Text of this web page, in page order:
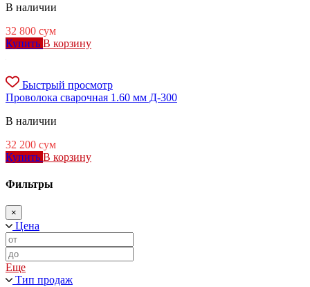
В наличии
32 800 сум
Купить В корзину
Быстрый просмотр
Проволока сварочная 1.60 мм Д-300
В наличии
32 200 сум
Купить В корзину
Фильтры
×
Цена
Еще
Тип продаж